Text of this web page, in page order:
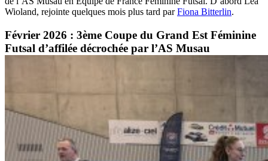
Wioland, rejointe quelques mois plus tard parFiona Bitterlin.
Février 2026 : 3ème Coupe du Grand Est Féminine
Futsal d’affilée décrochée par l’AS Musau